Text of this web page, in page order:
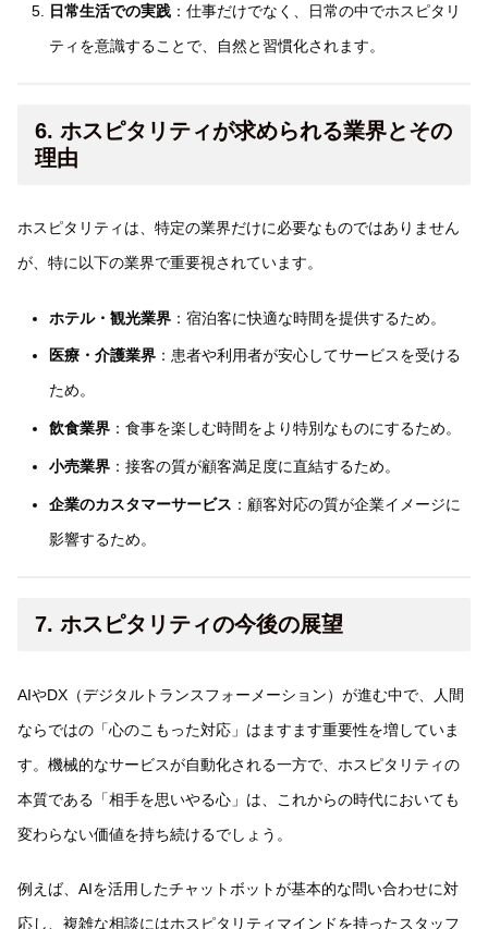
日常生活での実践：仕事だけでなく、日常の中でホスピタリ
ティを意識することで、自然と習慣化されます。
6. ホスピタリティが求められる業界とその
理由
ホスピタリティは、特定の業界だけに必要なものではありません
が、特に以下の業界で重要視されています。
ホテル・観光業界：宿泊客に快適な時間を提供するため。
医療・介護業界：患者や利用者が安心してサービスを受ける
ため。
飲食業界：食事を楽しむ時間をより特別なものにするため。
小売業界：接客の質が顧客満足度に直結するため。
企業のカスタマーサービス ：顧客対応の質が企業イメージに
影響するため。
7. ホスピタリティの今後の展望
AIやDX（デジタルトランスフォーメーション）が進む中で、人間
ならではの「心のこもった対応」はますます重要性を増していま
す。機械的なサービスが自動化される一方で、ホスピタリティの
本質である「相手を思いやる心」は、これからの時代においても
変わらない価値を持ち続けるでしょう。
例えば、AIを活用したチャットボットが基本的な問い合わせに対
応し、複雑な相談にはホスピタリティマインドを持ったスタッフ